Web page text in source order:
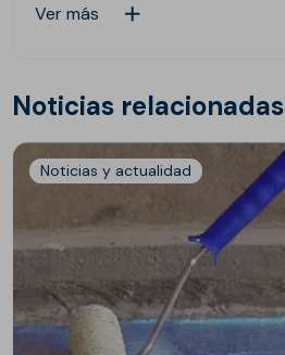
Ver más
Noticias relacionadas
Noticias y actualidad